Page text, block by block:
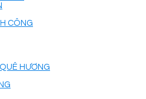
CÔNG
HƯƠNG